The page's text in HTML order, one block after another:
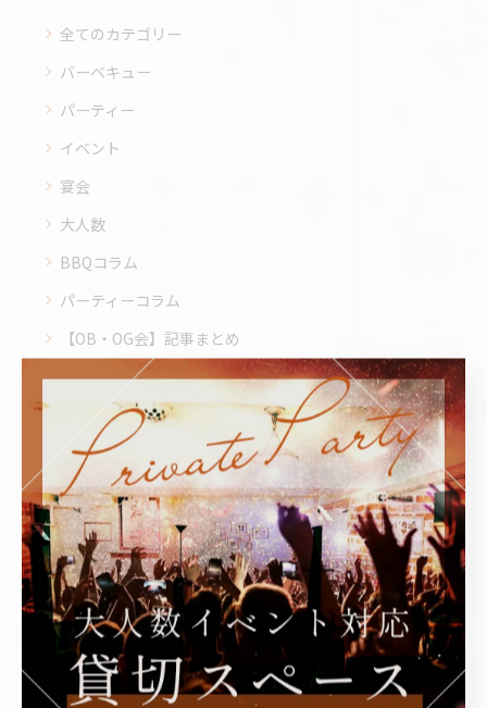
全てのカテゴリー
バーベキュー
パーティー
イベント
宴会
大人数
BBQコラム
パーティーコラム
【OB・OG会】記事まとめ
【アイドルイベント】記事まとめ
【オフ会】記事まとめ
【クリスマスパーティー】記事まとめ
【交流会】記事まとめ
【同窓会】記事まとめ
【忘年会】記事まとめ
【打ち上げ会場】記事まとめ
【新歓・歓迎会】記事まとめ
【結婚式二次会】記事まとめ